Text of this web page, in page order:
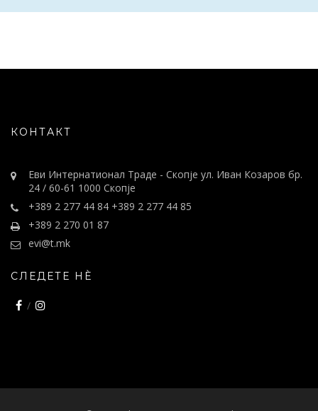
КОНТАКТ
Еви Интернатионал Траде - Скопје ул. Иван Козаров бр.
24 / 60-61 1000 Скопје
+389 2 277 44 84 +389 2 277 44 85
+389 2 270 01 87
evi@t.mk
СЛЕДЕТЕ НÈ